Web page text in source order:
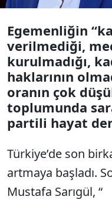
Egemenliğin
verilmediği,
kurulmadığı,
haklarının
oranın çok
toplumunda
partili hayat
Türkiye’de son
artmaya başladı.
Mustafa Sarıgül, “